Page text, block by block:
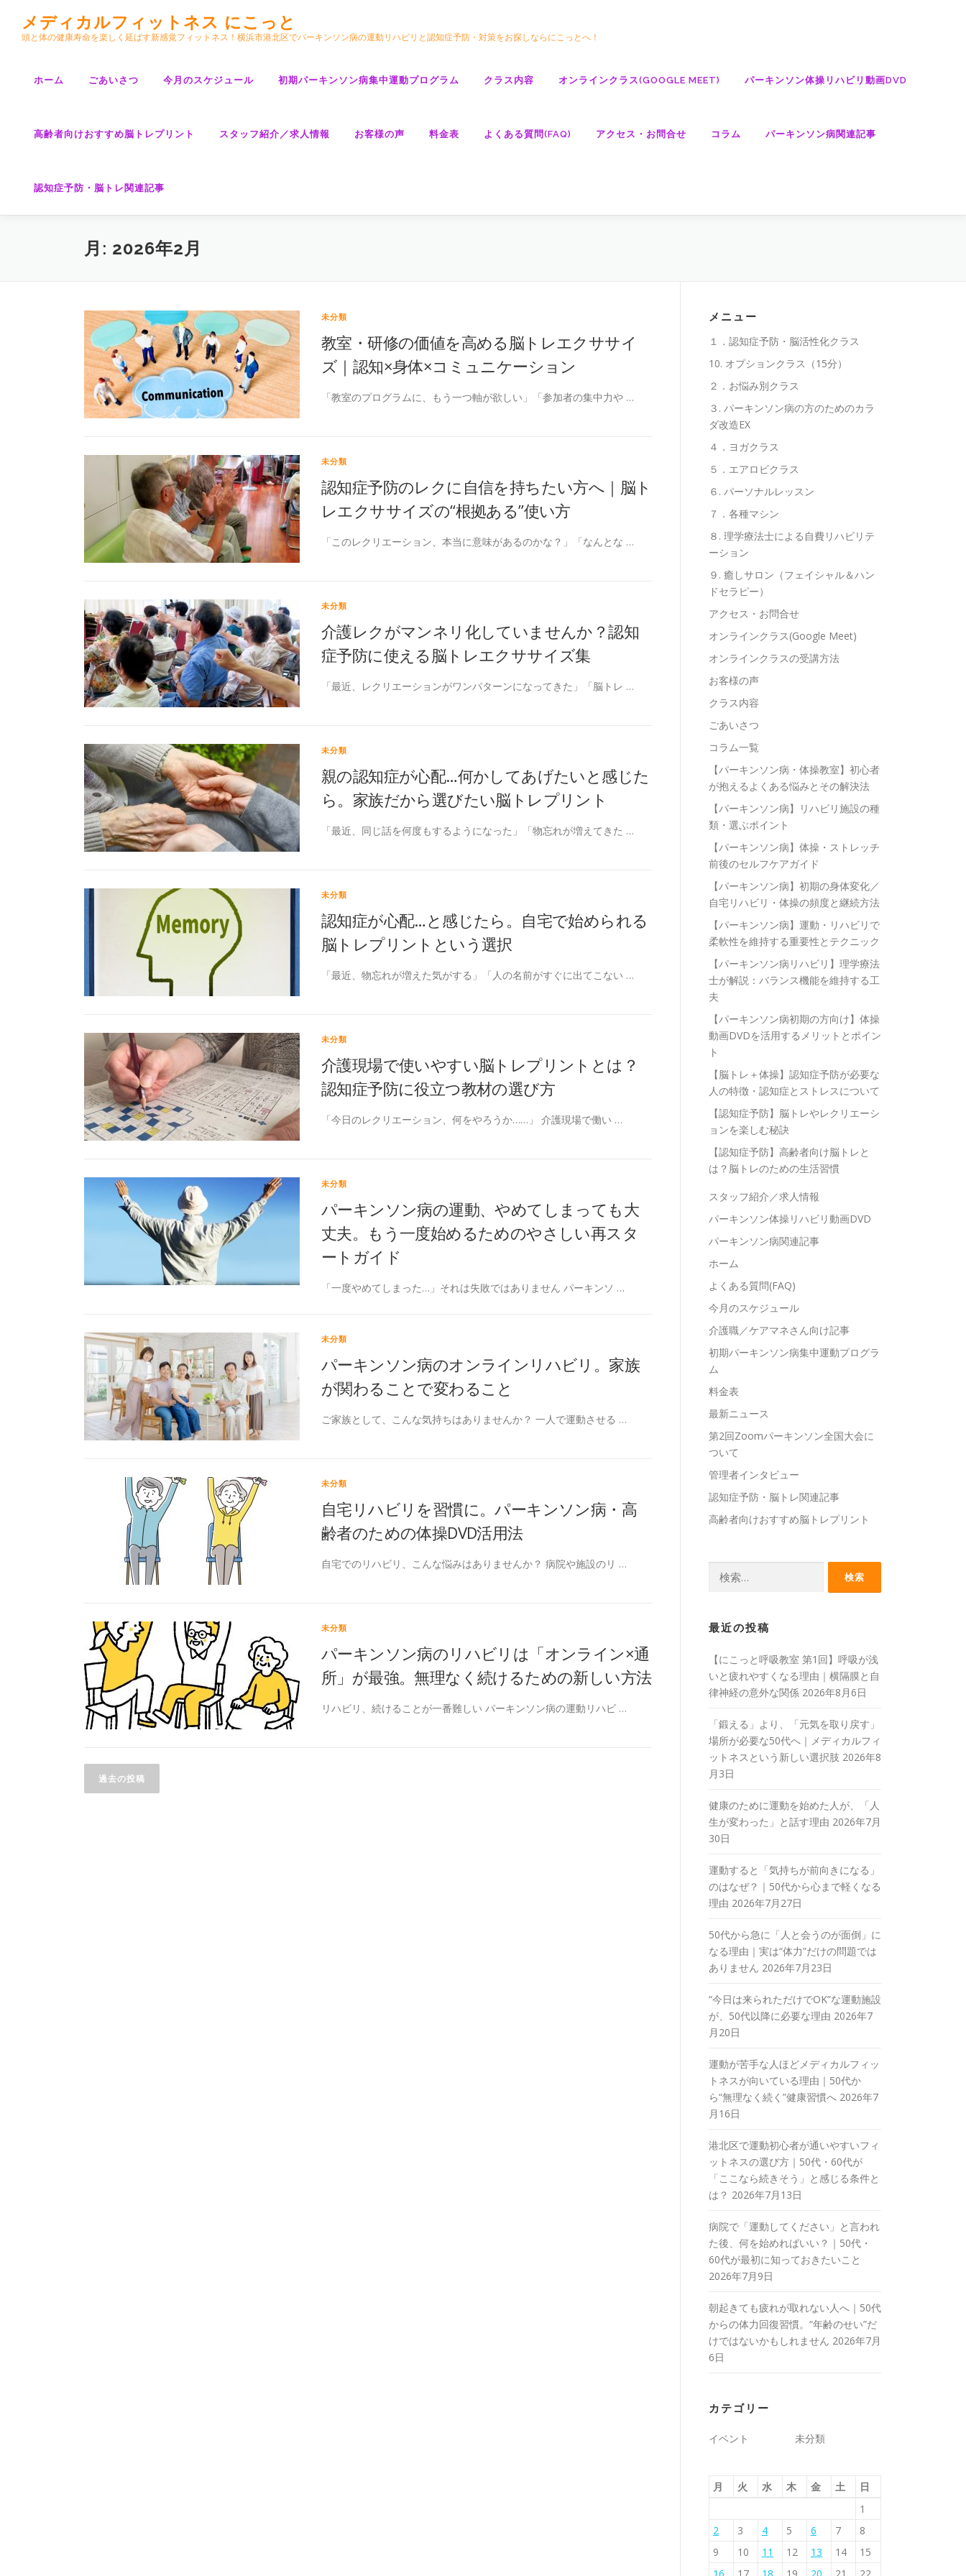
メディカルフィットネス にこっと
頭と体の健康寿命を楽しく延ばす新感覚フィットネス！横浜市港北区でパーキンソン病の運動リハビリと認知症予防・対策をお探しならにこっとへ！
ホーム ごあいさつ 今月のスケジュール 初期パーキンソン病集中運動プログラム クラス内容 オンラインクラス(GOOGLE MEET) パーキンソン体操リハビリ動画DVD
高齢者向けおすすめ脳トレプリント スタッフ紹介／求人情報 お客様の声 料金表 よくある質問(FAQ) アクセス・お問合せ コラム パーキンソン病関連記事
認知症予防・脳トレ関連記事
月: 2026年2月
未分類
教室・研修の価値を高める脳トレエクササイ
ズ｜認知×身体×コミュニケーション
「教室のプログラムに、もう一つ軸が欲しい」「参加者の集中力や …
未分類
認知症予防のレクに自信を持ちたい方へ｜脳ト
レエクササイズの“根拠ある”使い方
「このレクリエーション、本当に意味があるのかな？」「なんとな …
未分類
介護レクがマンネリ化していませんか？認知
症予防に使える脳トレエクササイズ集
「最近、レクリエーションがワンパターンになってきた」「脳トレ …
未分類
親の認知症が心配…何かしてあげたいと感じた
ら。家族だから選びたい脳トレプリント
「最近、同じ話を何度もするようになった」「物忘れが増えてきた …
未分類
認知症が心配…と感じたら。自宅で始められる
脳トレプリントという選択
「最近、物忘れが増えた気がする」「人の名前がすぐに出てこない …
未分類
介護現場で使いやすい脳トレプリントとは？
認知症予防に役立つ教材の選び方
「今日のレクリエーション、何をやろうか……」 介護現場で働い …
未分類
パーキンソン病の運動、やめてしまっても大
丈夫。もう一度始めるためのやさしい再スタ
ートガイド
「一度やめてしまった…」それは失敗ではありません パーキンソ …
未分類
パーキンソン病のオンラインリハビリ。家族
が関わることで変わること
ご家族として、こんな気持ちはありませんか？ 一人で運動させる …
未分類
自宅リハビリを習慣に。パーキンソン病・高
齢者のための体操DVD活用法
自宅でのリハビリ、こんな悩みはありませんか？ 病院や施設のリ …
未分類
パーキンソン病のリハビリは「オンライン×通
所」が最強。無理なく続けるための新しい方法
リハビリ、続けることが一番難しい パーキンソン病の運動リハビ …
投
稿過去の投稿
メニュー
１．認知症予防・脳活性化クラス
10. オプションクラス（15分）
２．お悩み別クラス
３. パーキンソン病の方のためのカラ
ダ改造EX
４．ヨガクラス
５．エアロビクラス
６. パーソナルレッスン
７．各種マシン
８. 理学療法士による自費リハビリテ
ーション
９. 癒しサロン（フェイシャル＆ハン
ドセラピー）
アクセス・お問合せ
オンラインクラス(Google Meet)
オンラインクラスの受講方法
お客様の声
クラス内容
ごあいさつ
コラム一覧
【パーキンソン病・体操教室】初心者
が抱えるよくある悩みとその解決法
【パーキンソン病】リハビリ施設の種
類・選ぶポイント
【パーキンソン病】体操・ストレッチ
前後のセルフケアガイド
【パーキンソン病】初期の身体変化／
自宅リハビリ・体操の頻度と継続方法
【パーキンソン病】運動・リハビリで
柔軟性を維持する重要性とテクニック
【パーキンソン病リハビリ】理学療法
士が解説：バランス機能を維持する工
夫
【パーキンソン病初期の方向け】体操
動画DVDを活用するメリットとポイン
ト
【脳トレ＋体操】認知症予防が必要な
人の特徴・認知症とストレスについて
【認知症予防】脳トレやレクリエーシ
ョンを楽しむ秘訣
【認知症予防】高齢者向け脳トレと
は？脳トレのための生活習慣
スタッフ紹介／求人情報
パーキンソン体操リハビリ動画DVD
パーキンソン病関連記事
ホーム
よくある質問(FAQ)
今月のスケジュール
介護職／ケアマネさん向け記事
初期パーキンソン病集中運動プログラ
ム
料金表
最新ニュース
第2回Zoomパーキンソン全国大会に
ついて
管理者インタビュー
認知症予防・脳トレ関連記事
高齢者向けおすすめ脳トレプリント
最近の投稿
【にこっと呼吸教室 第1回】呼吸が浅
いと疲れやすくなる理由｜横隔膜と自
律神経の意外な関係 2026年8月6日
「鍛える」より、「元気を取り戻す」
場所が必要な50代へ｜メディカルフィ
ットネスという新しい選択肢 2026年8
月3日
健康のために運動を始めた人が、「人
生が変わった」と話す理由 2026年7月
30日
運動すると「気持ちが前向きになる」
のはなぜ？｜50代から心まで軽くなる
理由 2026年7月27日
50代から急に「人と会うのが面倒」に
なる理由｜実は“体力”だけの問題では
ありません 2026年7月23日
“今日は来られただけでOK”な運動施設
が、50代以降に必要な理由 2026年7
月20日
運動が苦手な人ほどメディカルフィッ
トネスが向いている理由｜50代か
ら“無理なく続く”健康習慣へ 2026年7
月16日
港北区で運動初心者が通いやすいフィ
ットネスの選び方｜50代・60代が
「ここなら続きそう」と感じる条件と
は？ 2026年7月13日
病院で「運動してください」と言われ
た後、何を始めればいい？｜50代・
60代が最初に知っておきたいこと
2026年7月9日
朝起きても疲れが取れない人へ｜50代
からの体力回復習慣。“年齢のせい”だ
けではないかもしれません 2026年7月
6日
カテゴリー
イベント 未分類
月 火 水 木 金 土
日
1
2
3 4 5 6 7
8
9
10 11 12 13 14
15